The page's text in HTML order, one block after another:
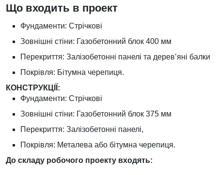
Що входить в проект
Фундаменти: Стрічкові
Зовнішні стіни: Газобетонний блок 400 мм
Перекриття: Залізобетонні панелі та дерев’яні балки
Покрівля: Бітумна черепиця.
КОНСТРУКЦІЇ:
Фундаменти: Стрічкові
Зовнішні стіни: Газобетонний блок 375 мм
Перекриття: Залізобетонні панелі,
Покрівля: Металева або бітумна черепиця.
До складу робочого проекту входять: